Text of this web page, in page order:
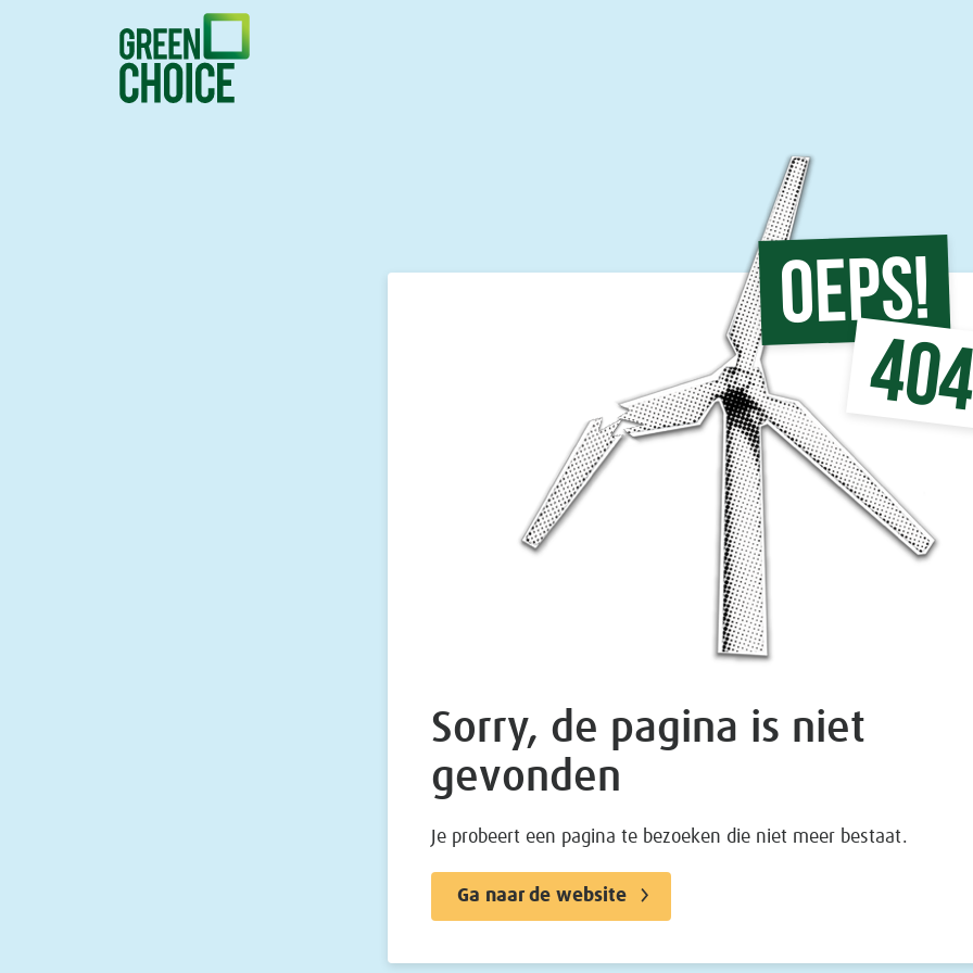
Oeps!
Sorry, de pagina is niet
gevonden
Je probeert een pagina te bezoeken die niet meer bestaat.
Ga naar de website